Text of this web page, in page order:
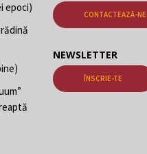
epoci)
CONTACTEAZĂ-NE
NEWSLETTER
ÎNSCRIE-TE